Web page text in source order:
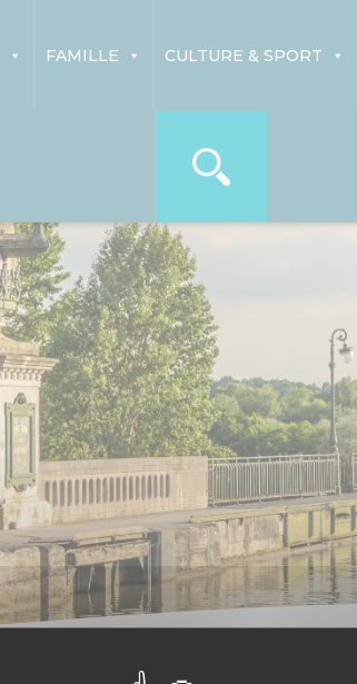
FAMILLE CULTURE & SPORT